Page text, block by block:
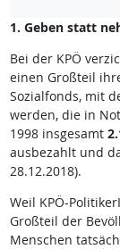
1. Geben statt
Bei der KPÖ
einen Großteil
Sozialfonds, mit
werden, die in
1998 insgesamt
ausbezahlt und
28.12.2018).
Weil KPÖ-
Großteil der
Menschen